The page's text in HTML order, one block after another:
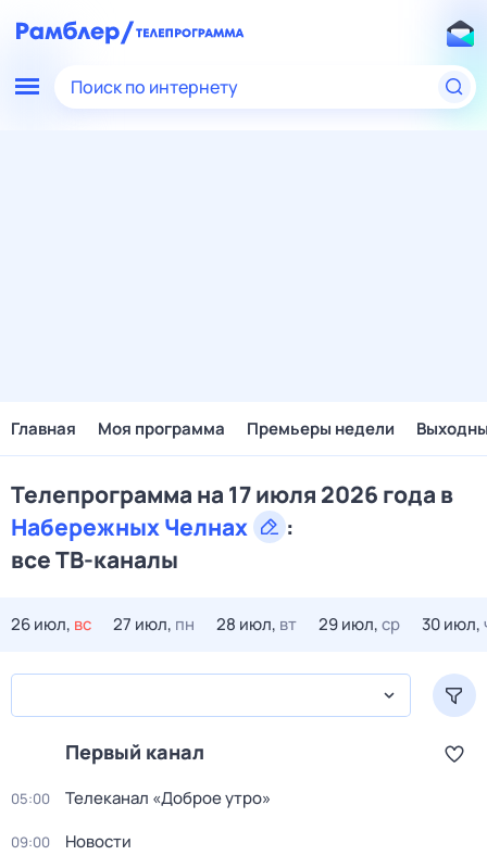
Поиск по интернету
Главная Моя программа Премьеры недели
Телепрограмма на 17 июля 2026 года в
Набережных Челнах
:
все ТВ-каналы
26 июл, вс 27 июл, пн 28 июл, вт 29 июл,ср 30 июл,
Первый канал
05:00 Телеканал «Доброе утро»
09:00 Новости